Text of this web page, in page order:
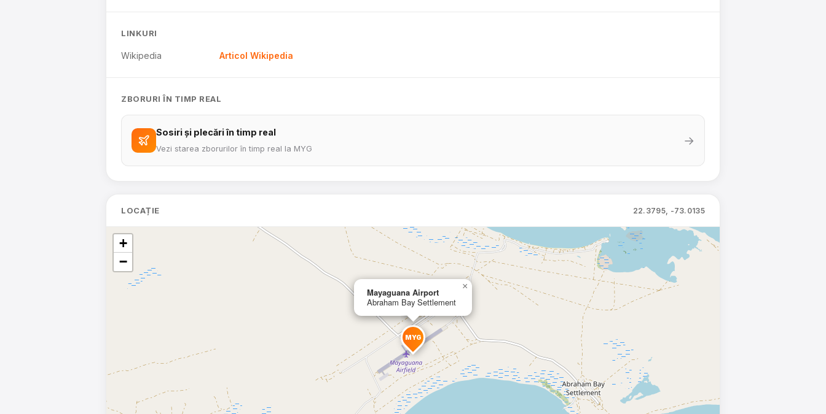
LINKURI
Wikipedia Articol Wikipedia
ZBORURI ÎN TIMP REAL
Sosiri și plecări în timp real
Vezi starea zborurilor în timp real la MYG
→
LOCAȚIE 22.3795, -73.0135
MYG
Mayaguana Airport
Abraham Bay Settlement
×
+
−